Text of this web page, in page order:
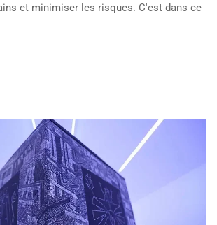
et minimiser les risques. C'est dans ce